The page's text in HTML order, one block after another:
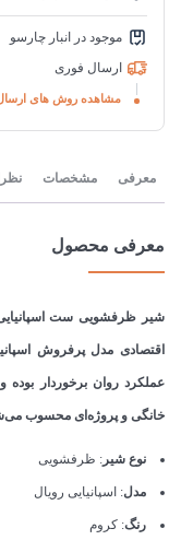
موجود در انبار چارسو
ارسال فوری
مشاهده روش های
معرفی مشخصات
معرفی محصول
اقتصادی مدل پرفروش
عملکرد روان برخوردار
خانگی و پروژه‌ای محسوب
نوع شیر : ظرفشویی
مدل: اسپانیایی رویال
رنگ: کروم